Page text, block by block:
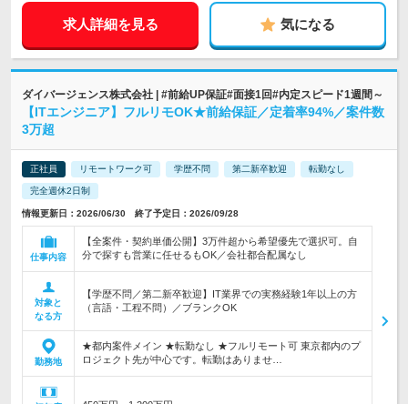
求人詳細を見る 気になる
ダイバージェンス株式会社 | #前給UP保証#面接1回#内定スピード1週間～
【ITエンジニア】フルリモOK★前給保証／定着率94%／案件数
3万超
正社員 リモートワーク可 学歴不問 第二新卒歓迎 転勤なし
完全週休2日制
情報更新日：2026/06/30 終了予定日：2026/09/28
仕事内容
【全案件・契約単価公開】3万件超から希望優先で選択可。自
分で探すも営業に任せるもOK／会社都合配属なし
対象と
なる方
【学歴不問／第二新卒歓迎】IT業界での実務経験1年以上の方
（言語・工程不問）／ブランクOK
勤務地
★都内案件メイン ★転勤なし ★フルリモート可 東京都内のプ
ロジェクト先が中心です。転勤はありませ…